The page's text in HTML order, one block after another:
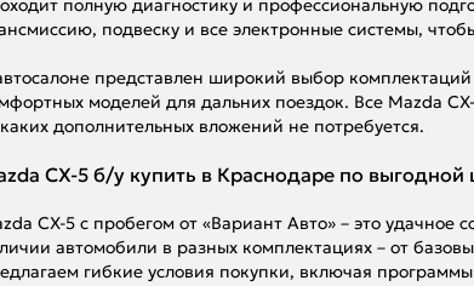
полную диагностику и профессиональную
подвеску и все электронные системы,
представлен широкий выбор
моделей для дальних поездок. Все Mazda
дополнительных вложений не потребуется.
CX-5 б/у купить в Краснодаре по выгодной
CX-5 с пробегом от «Вариант Авто» – это
автомобили в разных комплектациях – от
гибкие условия покупки, включая